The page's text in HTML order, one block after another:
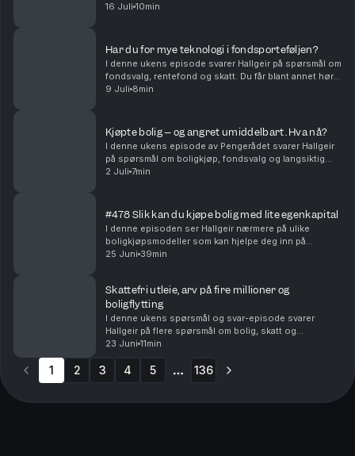
skatteregler for utleie. Du får blant annet høre om: •
16 Juli 10min
Har du for mye teknologi i fondsporteføljen?
I denne ukens episode svarer Hallgeir på spørsmål om
fondsvalg, rentefond og skatt. Du får blant annet høre
om: • Hvordan du kan redusere teknologivekten i
9 Juli 8min
Kjøpte bolig – og angret umiddelbart. Hva nå?
I denne ukens episode av Pengerådet svarer Hallgeir
på spørsmål om boligkjøp, fondsvalg og langsiktig
sparing. Du får blant annet høre om: • Hva du bør gjøre
2 Juli 7min
#478 Slik kan du kjøpe bolig med lite egenkapital
I denne episoden ser Hallgeir nærmere på ulike
boligkjøpsmodeller som kan hjelpe deg inn på
boligmarkedet selv om egenkapitalen er liten – eller
25 Juni 39min
Skattefri utleie, arv på fire millioner og
boligflytting
I denne ukens spørsmål og svar-episode svarer
Hallgeir på flere spørsmål om bolig, skatt og
investeringer. Du får blant annet høre om: • Når utleie
av den andre delen av en tomannsbolig kan bli
skatte...
23 Juni 11min
1 2 3 4 5 136